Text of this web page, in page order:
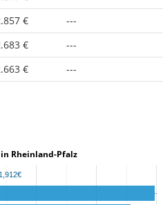
€
---
€
---
€ ---
in Rheinland-Pfalz
1,912€
1,912€